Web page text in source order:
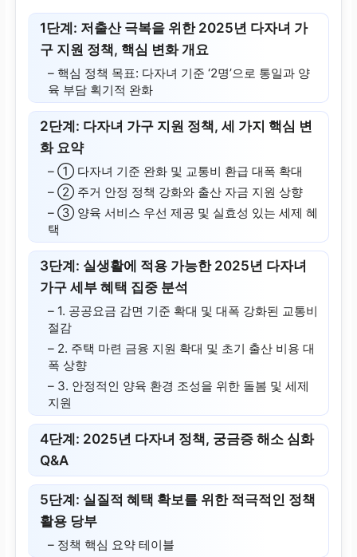
1단계: 저출산 극복을 위한 2025년 다자녀 가
구 지원 정책, 핵심 변화 개요
– 핵심 정책 목표: 다자녀 기준 ‘2명’으로 통일과 양
육 부담 획기적 완화
2단계: 다자녀 가구 지원 정책, 세 가지 핵심 변
화 요약
– ① 다자녀 기준 완화 및 교통비 환급 대폭 확대
– ② 주거 안정 정책 강화와 출산 자금 지원 상향
– ③ 양육 서비스 우선 제공 및 실효성 있는 세제 혜
택
3단계: 실생활에 적용 가능한 2025년 다자녀
가구 세부 혜택 집중 분석
– 1. 공공요금 감면 기준 확대 및 대폭 강화된 교통비
절감
– 2. 주택 마련 금융 지원 확대 및 초기 출산 비용 대
폭 상향
– 3. 안정적인 양육 환경 조성을 위한 돌봄 및 세제
지원
4단계: 2025년 다자녀 정책, 궁금증 해소 심화
Q&A
5단계: 실질적 혜택 확보를 위한 적극적인 정책
활용 당부
– 정책 핵심 요약 테이블